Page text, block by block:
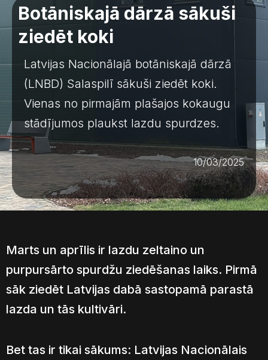
Botāniskajā dārzā sākuši
ziedēt koki
Latvijas Nacionālajā botāniskajā dārzā
(LNBD) Salaspilī sākuši ziedēt koki.
Vienas no pirmajām plašajos kokaugu
stādījumos plaukst lazdu spurdzes.
10/03/2025
Marts un aprīlis ir lazdu zeltaino un
purpursārto spurdžu ziedēšanas laiks. Pirmā
sāk ziedēt Latvijas dabā sastopamā parastā
lazda un tās kultivāri.
Bet tas ir tikai sākums: Latvijas Nacionālais